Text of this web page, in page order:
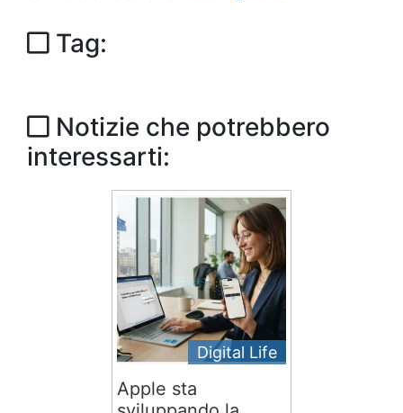
Tag:
Notizie che potrebbero
interessarti:
Digital Life
Apple sta